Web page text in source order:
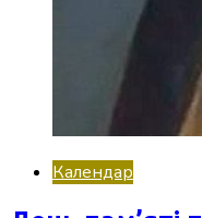
Календар